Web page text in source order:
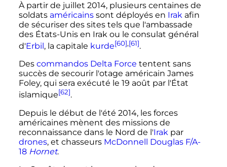
À partir de juillet 2014, plusieurs centaines de
soldats américainssont déployés en Irakafin
de sécuriser des sites tels que l'ambassade
des États-Unis en Irak ou le consulat général
d'Erbil , la capitale kurde[60],[61].
Des commandos Delta Force tentent sans
succès de secourir l'otage américain James
Foley, qui sera exécuté le 19 août par l'État
islamique[62].
Depuis le début de l'été 2014, les forces
américaines mènent des missions de
reconnaissance dans le Nord de l'Irak par
drones, et chasseurs McDonnell Douglas F/A-
18 Hornet.